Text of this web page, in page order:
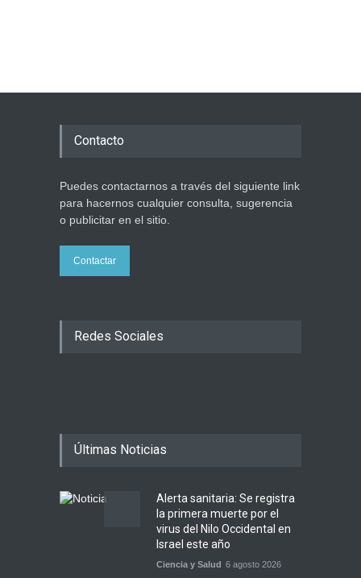
enterrados de nuevo en
Contacto
Puedes contactarnos a través del siguiente link
para hacernos cualquier consulta, sugerencia
o publicitar en el sitio.
Contactar
Redes Sociales
Últimas Noticias
Alerta sanitaria: Se registra
la primera muerte por el
virus del Nilo Occidental en
Israel este año
Ciencia y Salud 6 agosto 2026